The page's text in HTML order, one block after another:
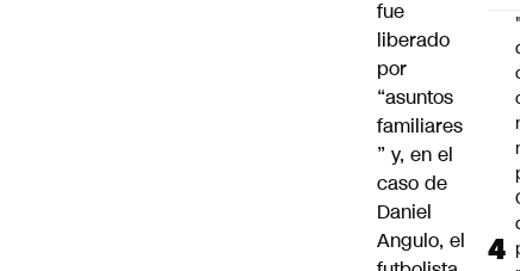
fue
liberado
por
“asuntos
familiares
” y, en el
caso de
Daniel
Angulo, el